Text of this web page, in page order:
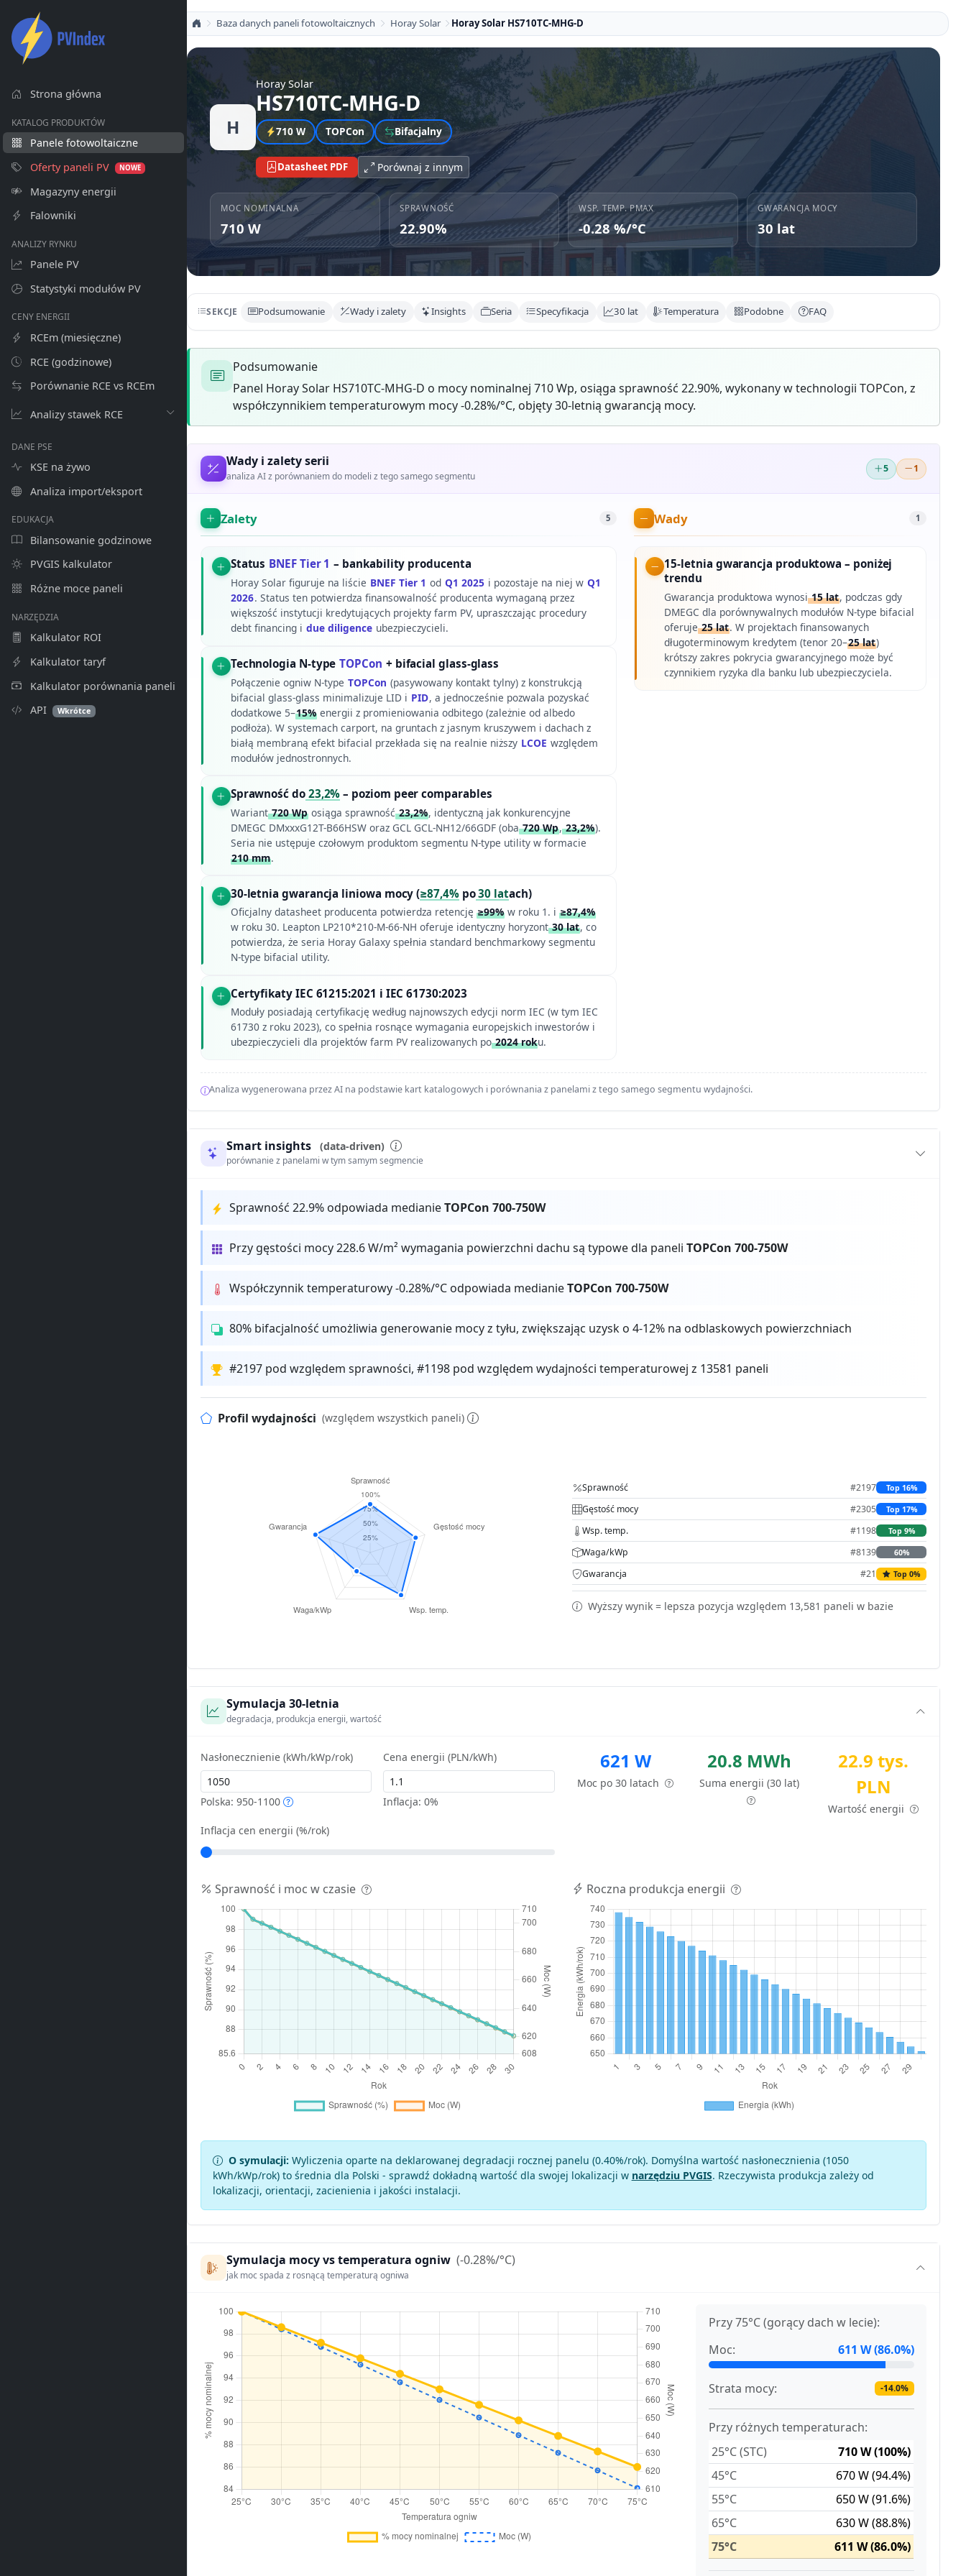
Strona główna
KATALOG PRODUKTÓW
Panele fotowoltaiczne
Oferty paneli PV
NOWE
Magazyny energii
Falowniki
ANALIZY RYNKU
Panele PV
Statystyki modułów PV
CENY ENERGII
RCEm (miesięczne)
RCE (godzinowe)
Porównanie RCE vs RCEm
Analizy stawek RCE
DANE PSE
KSE na żywo
Analiza import/eksport
EDUKACJA
Bilansowanie godzinowe
PVGIS kalkulator
Różne moce paneli
NARZĘDZIA
Kalkulator ROI
Kalkulator taryf
Kalkulator porównania paneli
API
Wkrótce
Baza danych paneli fotowoltaicznych Horay Solar Horay Solar HS710TC-MHG-D
H
Horay Solar
HS710TC-MHG-D
710 W TOPCon Bifacjalny
Datasheet PDF Porównaj z innym
MOC NOMINALNA
710 W
SPRAWNOŚĆ
22.90%
WSP. TEMP. PMAX
-0.28 %/°C
GWARANCJA MOCY
30 lat
SEKCJE Podsumowanie Wady i zalety Insights Seria Specyfikacja 30 lat Temperatura Podobne FAQ
Podsumowanie
Panel Horay Solar HS710TC-MHG-D o mocy nominalnej 710 Wp, osiąga sprawność 22.90%, wykonany w technologii TOPCon, z
współczynnikiem temperaturowym mocy -0.28%/°C, objęty 30-letnią gwarancją mocy.
Wady i zalety serii
analiza AI z porównaniem do modeli z tego samego segmentu
5 1
Zalety 5
Status BNEF Tier 1 – bankability producenta
Horay Solar figuruje na liście BNEF Tier 1 od Q1 2025 i pozostaje na niej w Q1
2026. Status ten potwierdza finansowalność producenta wymaganą przez
większość instytucji kredytujących projekty farm PV, upraszczając procedury
debt financing i due diligence ubezpieczycieli.
Technologia N-type TOPCon + bifacial glass-glass
Połączenie ogniw N-type TOPCon (pasywowany kontakt tylny) z konstrukcją
bifacial glass-glass minimalizuje LID i PID, a jednocześnie pozwala pozyskać
dodatkowe 5–15%energii z promieniowania odbitego (zależnie od albedo
podłoża). W systemach carport, na gruntach z jasnym kruszywem i dachach z
białą membraną efekt bifacial przekłada się na realnie niższy LCOE względem
modułów jednostronnych.
Sprawność do23,2% – poziom peer comparables
Wariant720 Wposiąga sprawność23,2%, identyczną jak konkurencyjne
DMEGC DMxxxG12T-B66HSW oraz GCL GCL-NH12/66GDF (oba720 Wp,23,2%).
Seria nie ustępuje czołowym produktom segmentu N-type utility w formacie
210 mm.
30-letnia gwarancja liniowa mocy (≥87,4%po30 latach)
Oficjalny datasheet producenta potwierdza retencję ≥99%w roku 1. i ≥87,4%
w roku 30. Leapton LP210*210-M-66-NH oferuje identyczny horyzont30 lat, co
potwierdza, że seria Horay Galaxy spełnia standard benchmarkowy segmentu
N-type bifacial utility.
Certyfikaty IEC 61215:2021 i IEC 61730:2023
Moduły posiadają certyfikację według najnowszych edycji norm IEC (w tym IEC
61730 z roku 2023), co spełnia rosnące wymagania europejskich inwestorów i
ubezpieczycieli dla projektów farm PV realizowanych po2024 roku.
Wady 1
15-letnia gwarancja produktowa – poniżej
trendu
Gwarancja produktowa wynosi15 lat, podczas gdy
DMEGC dla porównywalnych modułów N-type bifacial
oferuje25 lat. W projektach finansowanych
długoterminowym kredytem (tenor 20–25 lat)
krótszy zakres pokrycia gwarancyjnego może być
czynnikiem ryzyka dla banku lub ubezpieczyciela.
Analiza wygenerowana przez AI na podstawie kart katalogowych i porównania z panelami z tego samego segmentu wydajności.
Smart insights (data-driven)
porównanie z panelami w tym samym segmencie
Sprawność 22.9% odpowiada medianieTOPCon 700-750W
Przy gęstości mocy 228.6 W/m² wymagania powierzchni dachu są typowe dla paneliTOPCon 700-750W
Współczynnik temperaturowy -0.28%/°C odpowiada medianieTOPCon 700-750W
80% bifacjalność umożliwia generowanie mocy z tyłu, zwiększając uzysk o 4-12% na odblaskowych powierzchniach
#2197 pod względem sprawności, #1198 pod względem wydajności temperaturowej z 13581 paneli
Profil wydajności (względem wszystkich paneli)
Sprawność #2197 Top 16%
Gęstość mocy #2305 Top 17%
Wsp. temp. #1198 Top 9%
Waga/kWp #8139 60%
Gwarancja #21 Top 0%
Wyższy wynik = lepsza pozycja względem 13,581 paneli w bazie
Symulacja 30-letnia
degradacja, produkcja energii, wartość
Nasłonecznienie (kWh/kWp/rok)
Polska: 950-1100
Cena energii (PLN/kWh)
Inflacja:0%
Inflacja cen energii (%/rok)
621 W
Moc po 30 latach
20.8 MWh
Suma energii (30 lat)
22.9 tys.
PLN
Wartość energii
Sprawność i moc w czasie Roczna produkcja energii
O symulacji: Wyliczenia oparte na deklarowanej degradacji rocznej panelu (0.40%/rok). Domyślna wartość nasłonecznienia (1050
kWh/kWp/rok) to średnia dla Polski - sprawdź dokładną wartość dla swojej lokalizacji w narzędziu PVGIS. Rzeczywista produkcja zależy od
lokalizacji, orientacji, zacienienia i jakości instalacji.
Symulacja mocy vs temperatura ogniw (-0.28%/°C)
jak moc spada z rosnącą temperaturą ogniwa
Przy 75°C (gorący dach w lecie):
Moc:
611 W (86.0%)
Strata mocy: -14.0%
Przy różnych temperaturach:
25°C (STC)
710 W (100%)
45°C
670 W (94.4%)
55°C
650 W (91.6%)
65°C
630 W (88.8%)
75°C
611 W (86.0%)